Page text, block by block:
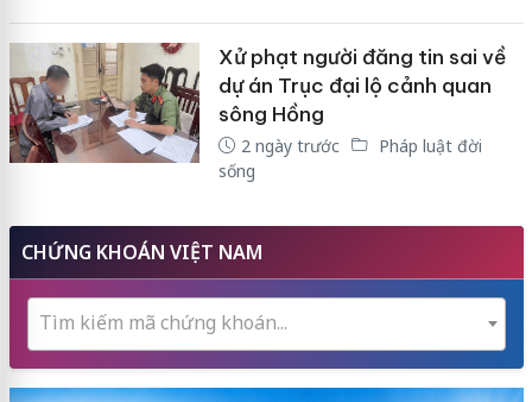
Xử phạt người đăng tin sai về
dự án Trục đại lộ cảnh quan
sông Hồng
2 ngày trước
Pháp luật đời
sống
CHỨNG KHOÁN VIỆT NAM
Tìm kiếm mã chứng khoán...